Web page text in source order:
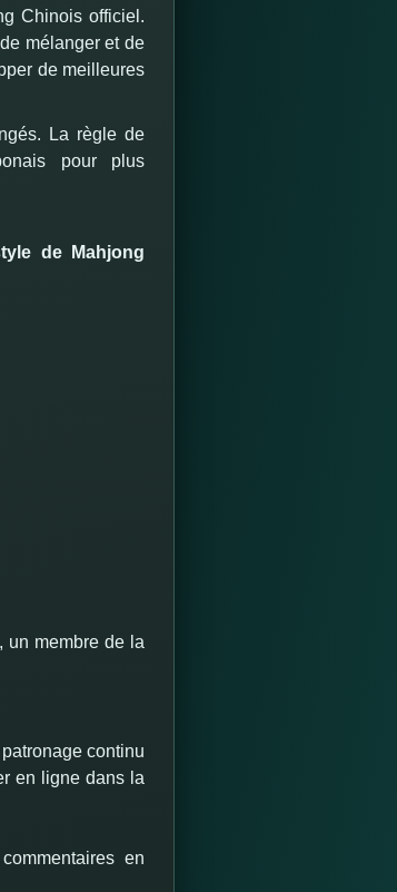
Chinois officiel.
mélanger et de
de meilleures
La règle de
pour plus
de Mahjong
un membre de la
continu
en ligne dans la
en